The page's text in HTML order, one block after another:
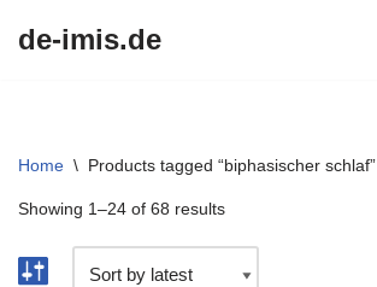
de-imis.de
Home \ Products tagged “biphasischer schlaf”
Showing 1–24 of 68 results